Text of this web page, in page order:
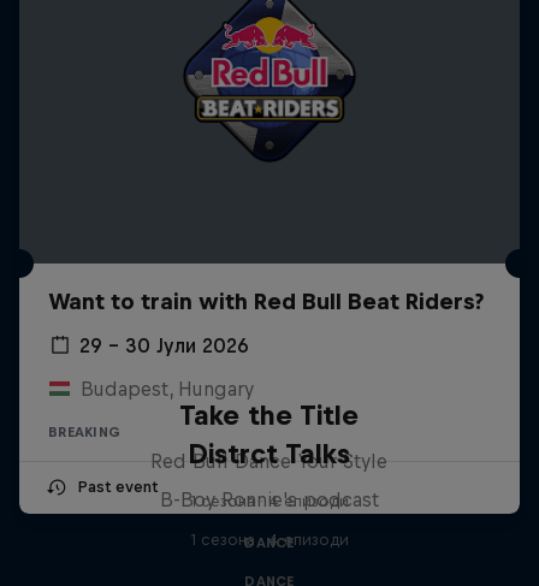
Want to train with Red Bull Beat Riders?
29 – 30 Јули 2026
Budapest, Hungary
BREAKING
Past event
Take the Title
Red Bull Dance Your Style
1 сезона · 4 епизоди
DANCE
Distrct Talks
B-Boy Ronnie's podcast
1 сезона · 4 епизоди
DANCE